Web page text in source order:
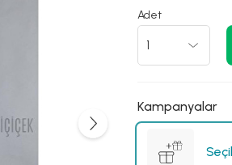
Adet
Kampanyalar